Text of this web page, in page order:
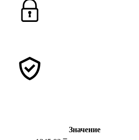
Значение